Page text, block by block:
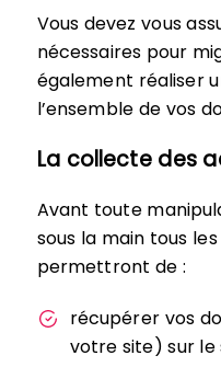
Vous devez vous
nécessaires pour
également réaliser
l’ensemble de vos
La collecte des
Avant toute
sous la main tous
permettront de :
récupérer vos
votre site) sur le